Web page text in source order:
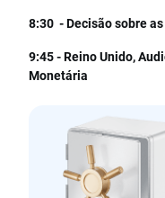
8:30 - Decisão sobre
9:45 - Reino Unido,
Monetária